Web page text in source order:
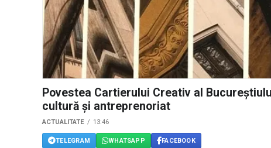
Povestea Cartierului Creativ al
cultură și antreprenoriat
ACTUALITATE 13:46
TELEGRAM WHATSAPP FACEBOOK